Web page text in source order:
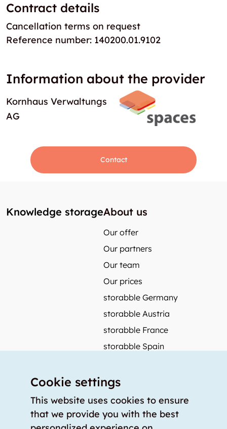
Contract details
Cancellation terms on request
Reference number: 140200.01.9102
Information about the provider
Kornhaus Verwaltungs
AG
Contact
Knowledge storageAbout us
Our offer
Our partners
Our team
Our prices
storabble Germany
storabble Austria
storabble France
storabble Spain
Press coverage
How to calculate the size of a storage room?
Cookie settings
This website uses cookies to ensure
that we provide you with the best